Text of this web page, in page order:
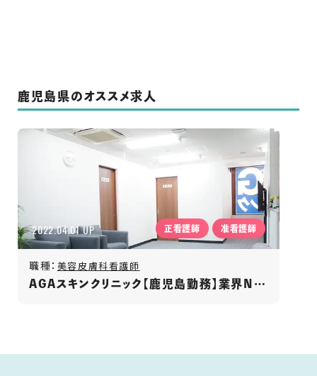
鹿児島県のオススメ求人
2022.04.01 UP 正看護師 准看護師
職種： 美容皮膚科看護師
AGAスキンクリニック【鹿児島勤務】業界No.1／発毛専門クリニック／年間休日125日